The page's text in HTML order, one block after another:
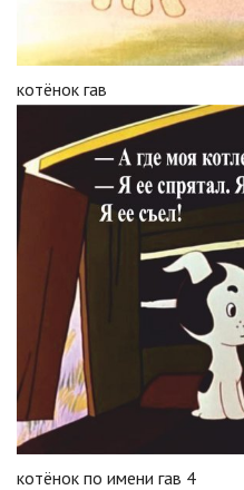
котёнок гав
котёнок по имени гав 4